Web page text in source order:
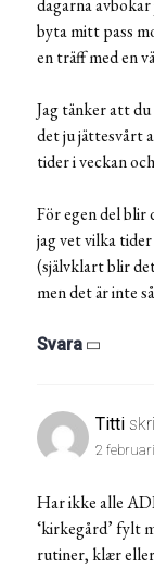
dagarna
byta mitt pass
en träff med en
Jag tänker att
det ju jättesvårt
tider i veckan
För egen del blir
jag vet vilka
(självklart blir
men det är inte
Svara
Titti
2
Har ikke alle
‘kirkegård’ fylt
rutiner, klær